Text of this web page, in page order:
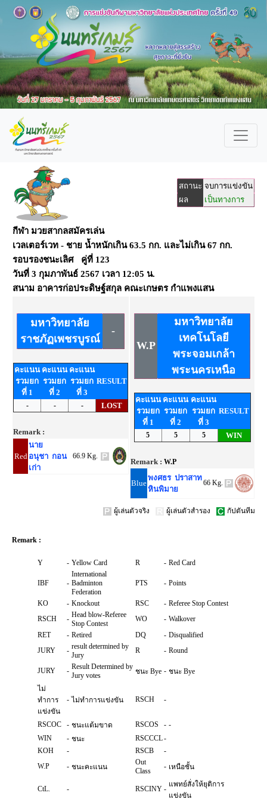
สถานะ จบการแข่งขัน
ผล
เป็นทางการ
กีฬา มวยสากลสมัครเล่น
เวลเตอร์เวท - ชาย น้ำหนักเกิน 63.5 กก. และไม่เกิน 67 กก.
รอบรองชนะเลิศ คู่ที่ 123
วันที่ 3 กุมภาพันธ์ 2567 เวลา 12:05 น.
สนาม อาคารก่อประดิษฐ์สกุล คณะเกษตร กำแพงแสน
มหาวิทยาลัย
ราชภัฏเพชรบูรณ์
-
คะแนน
รวมยก
ที่ 1
คะแนน
รวมยก
ที่ 2
คะแนน
รวมยก
ที่ 3
RESULT
- - - LOST
Remark :
Red
นาย
อนุชา กอน
เก่า
66.9 Kg.
W.P
มหาวิทยาลัย
เทคโนโลยี
พระจอมเกล้า
พระนครเหนือ
คะแนน
รวมยก
ที่ 1
คะแนน
รวมยก
ที่ 2
คะแนน
รวมยก
ที่ 3
RESULT
5 5 5 WIN
Remark : W.P
Blue
พงศธร ปราสาท
หินพิมาย
66 Kg.
ผู้เล่นตัวจริง ผู้เล่นตัวสำรอง กัปตันทีม
Remark :
Y - Yellow Card R - Red Card
IBF -
International
Badminton
Federation
PTS - Points
KO - Knockout RSC - Referee Stop Contest
RSCH
- Head blow-Referee
Stop Contest
WO - Walkover
RET
- Retired DQ - Disqualified
JURY
- result determined by
Jury
R - Round
JURY - Result Determined by
Jury votes
ชนะ Bye - ชนะ Bye
ไม่
ทำการ
แข่งขัน
- ไม่ทำการแข่งขัน RSCH -
RSCOC - ชนะแต้มขาด RSCOS - -
WIN
- ชนะ RSCCCL-
KOH
- RSCB
-
W.P
- ชนะคะแนน
Out
Class
- เหนือชั้น
CtL. - RSCINY -
แพทย์สั่งให้ยุติการ
แข่งขัน